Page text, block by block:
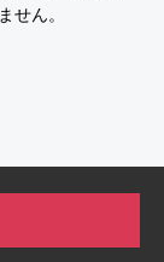
せん。